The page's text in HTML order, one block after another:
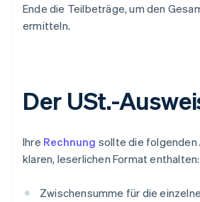
Ende die Teilbeträge, um den
ermitteln.
Der USt.-
Ihre Rechnung sollte die folgenden
klaren, leserlichen Format enthalten:
Zwischensumme für die